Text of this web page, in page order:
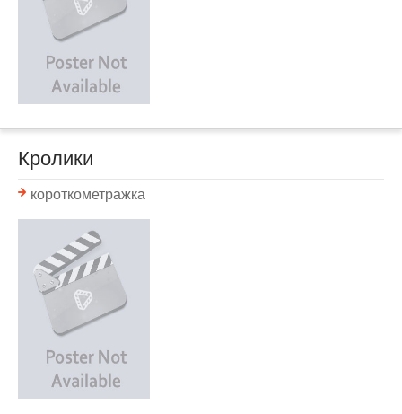
Кролики
короткометражка